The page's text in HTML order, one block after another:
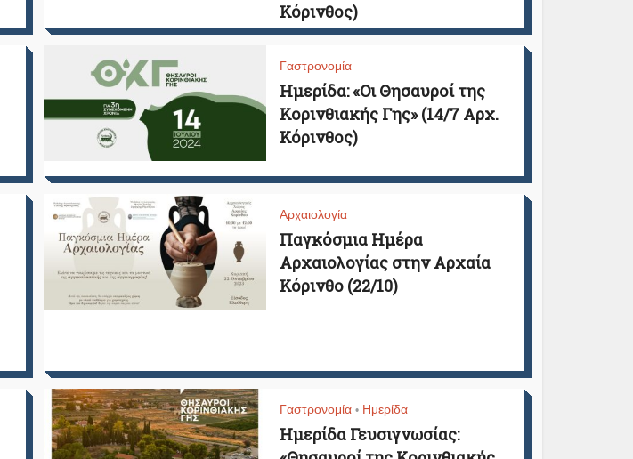
Κόρινθος)
Γαστρονομία
Ημερίδα: «Οι Θησαυροί της
Κορινθιακής Γης» (14/7 Αρχ.
Κόρινθος)
Αρχαιολογία
Παγκόσμια Ημέρα
Αρχαιολογίας στην Αρχαία
Κόρινθο (22/10)
Γαστρονομία • Ημερίδα
Ημερίδα Γευσιγνωσίας: